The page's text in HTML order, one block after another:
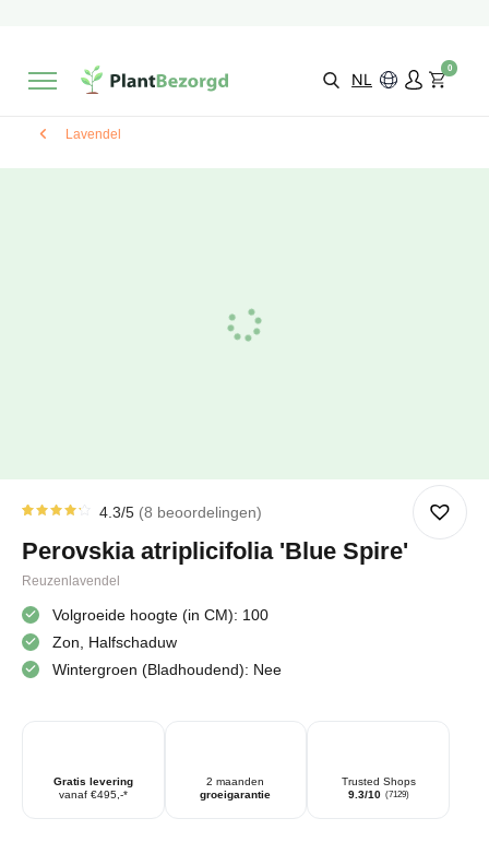
Kies zelf je
bezorgmoment & locatie NL
0
Lavendel
5
gebaseerd
klantbeoordelingen
4.3/5 8 beoordelingen
Perovskia atriplicifolia 'Blue Spire'
Reuzenlavendel
Volgroeide hoogte (in CM): 100
Zon, Halfschaduw
Wintergroen (Bladhoudend): Nee
Gratis levering
vanaf €495,-*
2 maanden
groeigarantie
Trusted Shops
9.3/10 (7129)